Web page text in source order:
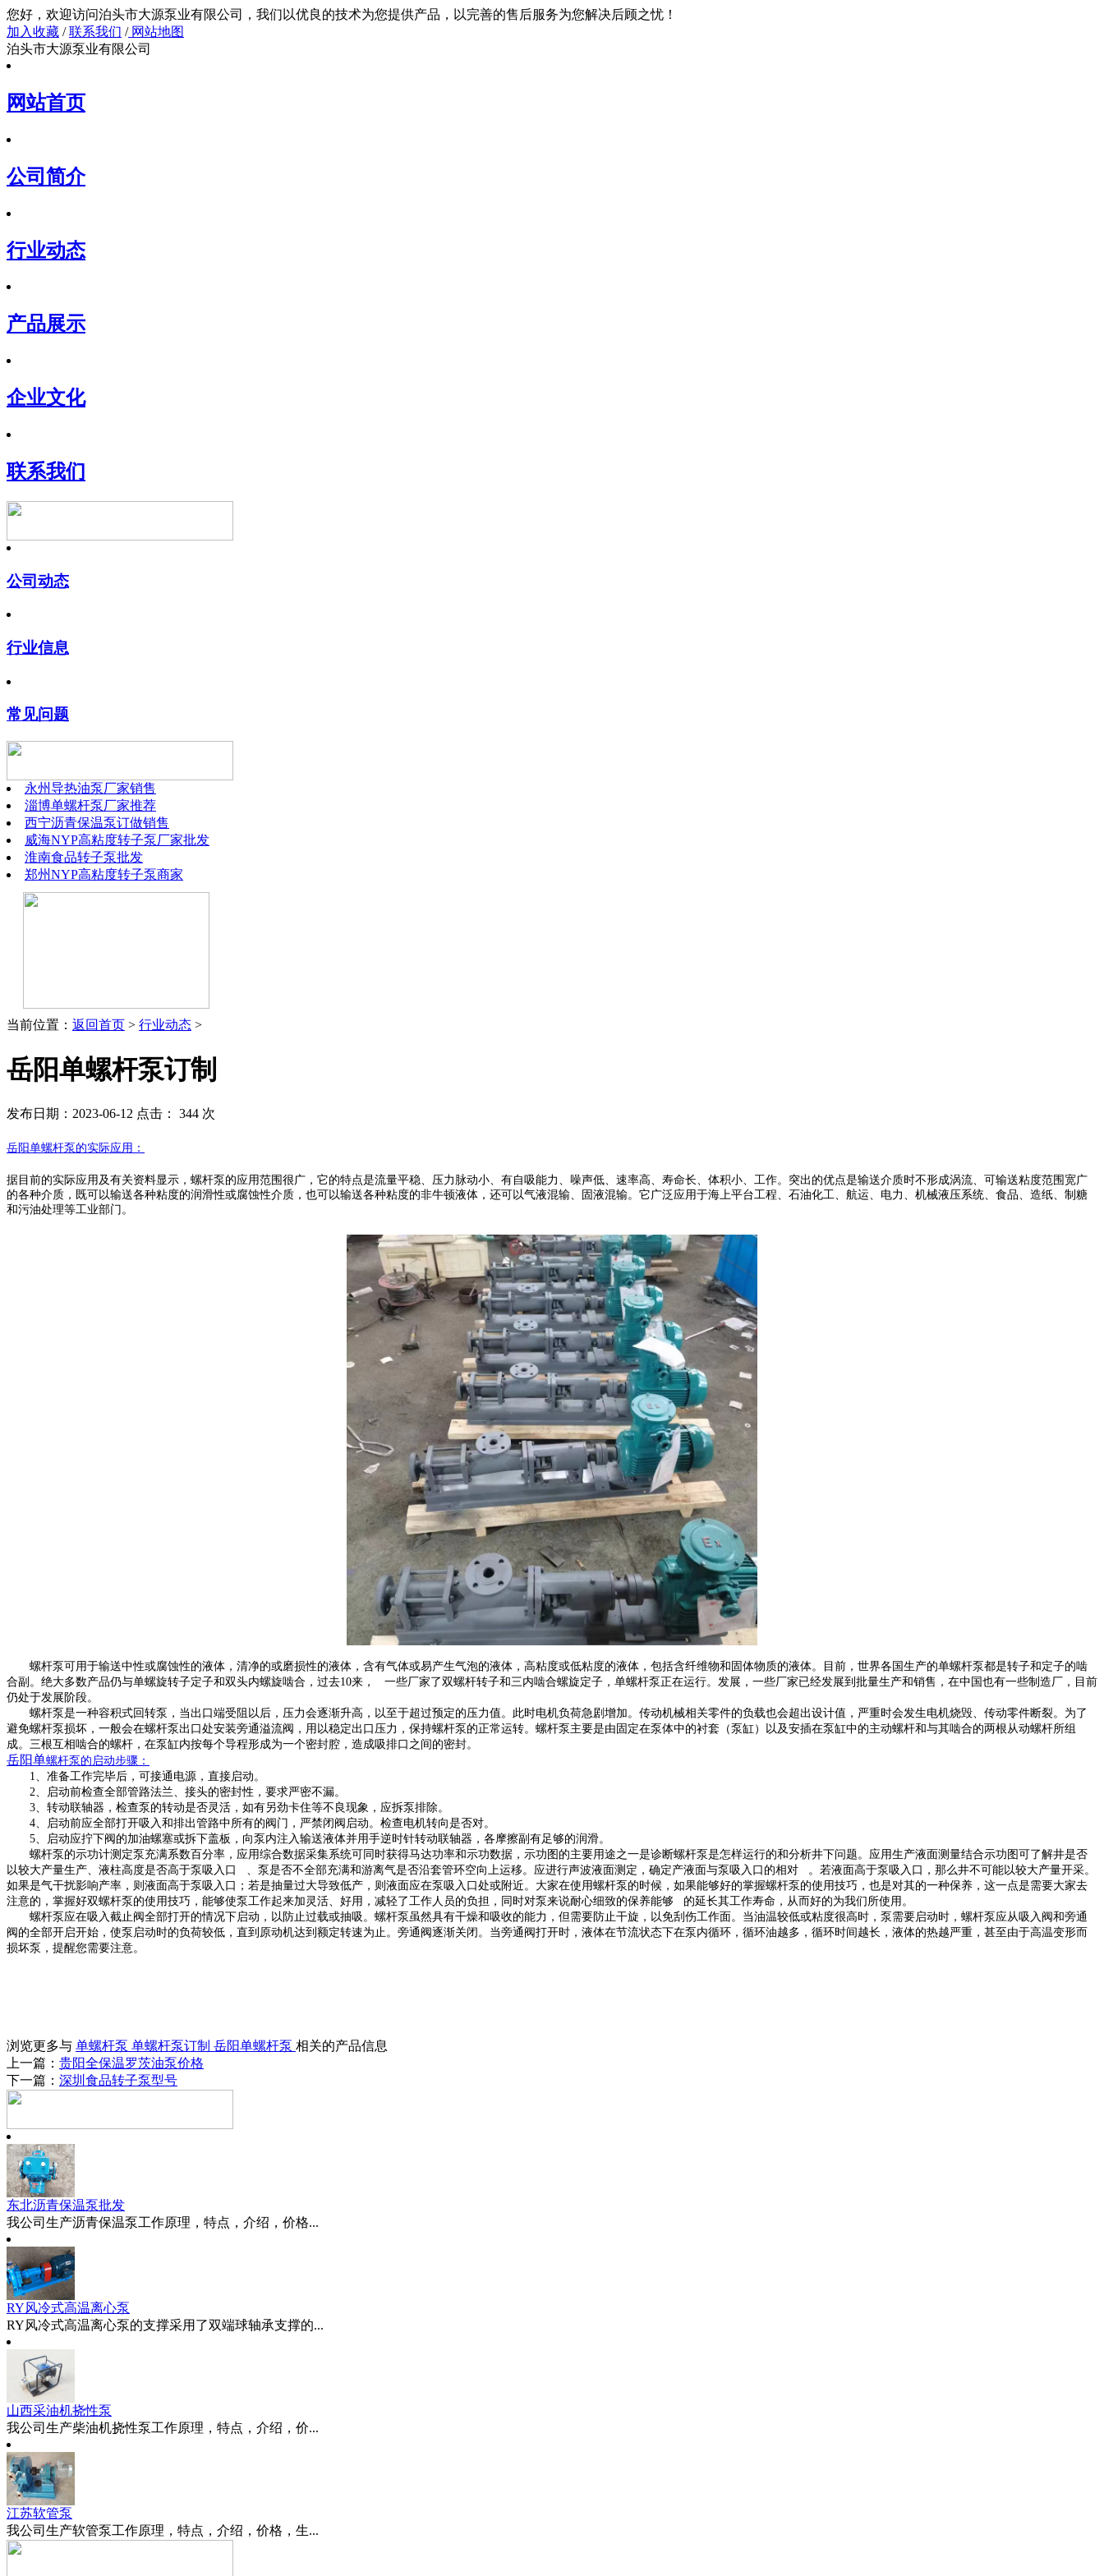
您好，欢迎访问泊头市大源泵业有限公司，我们以优良的技术为您提供产品，以完善的售后服务为您解决后顾之忧！
加入收藏 /联系我们 /网站地图
泊头市大源泵业有限公司
网站首页
公司简介
行业动态
产品展示
企业文化
联系我们
公司动态
行业信息
常见问题
永州导热油泵厂家销售
淄博单螺杆泵厂家推荐
西宁沥青保温泵订做销售
威海NYP高粘度转子泵厂家批发
淮南食品转子泵批发
郑州NYP高粘度转子泵商家
当前位置： 返回首页 > 行业动态 >
岳阳单螺杆泵订制
发布日期：2023-06-12 点击： 344 次
岳阳单螺杆泵的实际应用 ：
据目前的实际应用及有关资料显示，螺杆泵的应用范围很广，它的特点是流量平稳、压力脉动小、有自吸能力、噪声低、速率高、寿命长、体积小、工作。突出的优点是输送介质时不形成涡流、可输送粘度范围宽广
的各种介质，既可以输送各种粘度的润滑性或腐蚀性介质，也可以输送各种粘度的非牛顿液体，还可以气液混输、固液混输。它广泛应用于海上平台工程、石油化工、航运、电力、机械液压系统、食品、造纸、制糖
和污油处理等工业部门 。
螺杆泵可用于输送中性或腐蚀性的液体，清净的或磨损性的液体，含有气体或易产生气泡的液体，高粘度或低粘度的液体，包括含纤维物和固体物质的液体。目前，世界各国生产的单螺杆泵都是转子和定子的啮
合副。绝大多数产品仍与单螺旋转子定子和双头内螺旋啮合，过去10来， 一些厂家了双螺杆转子和三内啮合螺旋定子，单螺杆泵正在运行。发展，一些厂家已经发展到批量生产和销售，在中国也有一些制造厂，目前
仍处于发展阶段。
螺杆泵是一种容积式回转泵，当出口端受阻以后，压力会逐渐升高，以至于超过预定的压力值。此时电机负荷急剧增加。传动机械相关零件的负载也会超出设计值，严重时会发生电机烧毁、传动零件断裂。为了
避免螺杆泵损坏，一般会在螺杆泵出口处安装旁通溢流阀，用以稳定出口压力，保持螺杆泵的正常运转。螺杆泵主要是由固定在泵体中的衬套（泵缸）以及安插在泵缸中的主动螺杆和与其啮合的两根从动螺杆所组
成。三根互相啮合的螺杆，在泵缸内按每个导程形成为一个密封腔，造成吸排口之间的密封。
岳阳单螺杆泵的启动步骤：
1、准备工作完毕后，可接通电源，直接启动。
2、启动前检查全部管路法兰、接头的密封性，要求严密不漏。
3、转动联轴器，检查泵的转动是否灵活，如有另劲卡住等不良现象，应拆泵排除。
4、启动前应全部打开吸入和排出管路中所有的阀门，严禁闭阀启动。检查电机转向是否对。
5、启动应拧下阀的加油螺塞或拆下盖板，向泵内注入输送液体并用手逆时针转动联轴器，各摩擦副有足够的润滑。
螺杆泵的示功计测定泵充满系数百分率，应用综合数据采集系统可同时获得马达功率和示功数据，示功图的主要用途之一是诊断螺杆泵是怎样运行的和分析井下问题。应用生产液面测量结合示功图可了解井是否
以较大产量生产、液柱高度是否高于泵吸入口
、泵是否不全部充满和游离气是否沿套管环空向上运移。应进行声波液面测定，确定产液面与泵吸入口的相对 。若液面高于泵吸入口，那么井不可能以较大产量开采。
如果是气干扰影响产率，则液面高于泵吸入口；若是抽量过大导致低产，则液面应在泵吸入口处或附近。大家在使用螺杆泵的时候，如果能够好的掌握螺杆泵的使用技巧，也是对其的一种保养，这一点是需要大家去
注意的，掌握好双螺杆泵的使用技巧，能够使泵工作起来加灵活、好用，减轻了工作人员的负担，同时对泵来说耐心细致的保养能够 的延长其工作寿命，从而好的为我们所使用。
螺杆泵应在吸入截止阀全部打开的情况下启动，以防止过载或抽吸。螺杆泵虽然具有干燥和吸收的能力，但需要防止干旋，以免刮伤工作面。当油温较低或粘度很高时，泵需要启动时，螺杆泵应从吸入阀和旁通
阀的全部开启开始，使泵启动时的负荷较低，直到原动机达到额定转速为止。旁通阀逐渐关闭。当旁通阀打开时，液体在节流状态下在泵内循环，循环油越多，循环时间越长，液体的热越严重，甚至由于高温变形而
损坏泵，提醒您需要注意。
浏览更多与 单螺杆泵 单螺杆泵订制 岳阳单螺杆泵 相关的产品信息
上一篇： 贵阳全保温罗茨油泵价格
下一篇： 深圳食品转子泵型号
东北沥青保温泵批发
我公司生产沥青保温泵工作原理，特点，介绍，价格...
RY风冷式高温离心泵
RY风冷式高温离心泵的支撑采用了双端球轴承支撑的...
山西采油机挠性泵
我公司生产柴油机挠性泵工作原理，特点，介绍，价...
江苏软管泵
我公司生产软管泵工作原理，特点，介绍，价格，生...